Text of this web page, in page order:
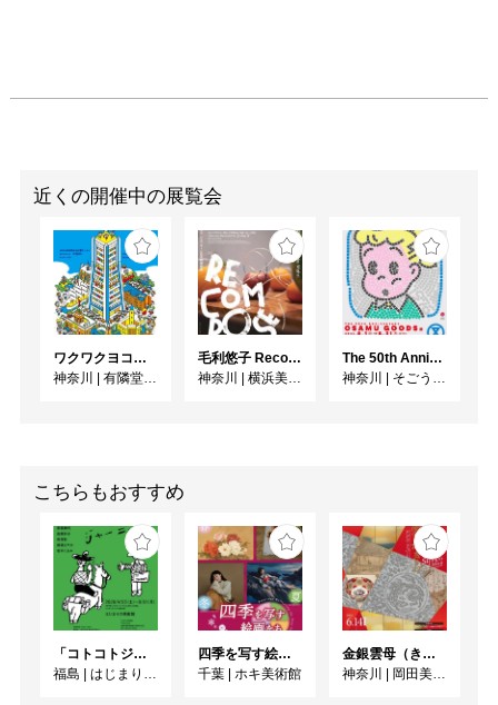
近くの開催中の展覧会
ワクワクヨコハマ
神奈川
有隣堂GALLERY
毛利悠子 Recompose ー 第60回ヴェネチア・ビエンナーレ日本館帰国展
神奈川
横浜美術館
The 50th Anniversary OSAMU GOODS 展
神奈川
そごう美術館
こちらもおすすめ
「コトコトジャーニー」
福島
はじまりの美術館
四季を写す絵画たち
千葉
ホキ美術館
金銀雲母（きら）きら ーかがやきの日本美術ー
神奈川
岡田美術館